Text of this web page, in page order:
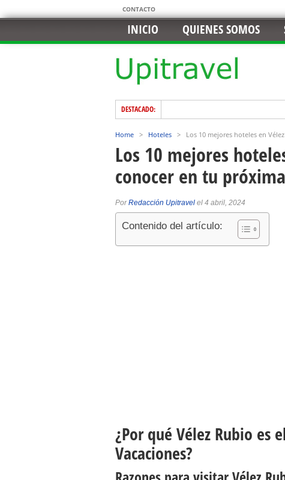
CONTACTO
INICIO QUIENES SOMOS
DESTACADO:
Home > Hoteles > Los 10 mejores hoteles en
Los 10 mejores
conocer en tu
PorRedacción Upitravel el 4 abril, 2024
Contenido del artículo:
¿Por qué Vélez Rubio es
Vacaciones?